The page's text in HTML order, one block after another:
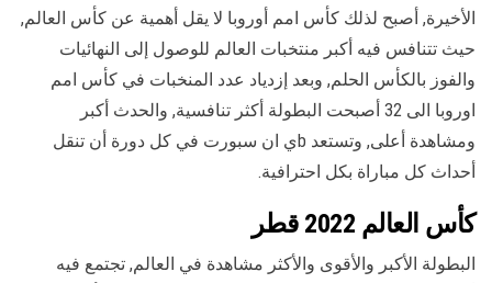
الأخيرة, أصبح لذلك كأس امم أوروبا لا يقل أهمية عن كأس العالم,
حيث تتنافس فيه أكبر منتخبات العالم للوصول إلى النهائيات
والفوز بالكأس الحلم, وبعد إزدياد عدد المنخبات في كأس امم
اوروبا الى 32 أصبحت البطولة أكثر تنافسية, والحدث أكبر
ومشاهدة أعلى, وتستعد bي ان سبورت في كل دورة أن تنقل
أحداث كل مباراة بكل احترافية.
كأس العالم 2022 قطر
البطولة الأكبر والأقوى والأكثر مشاهدة في العالم, تجتمع فيه